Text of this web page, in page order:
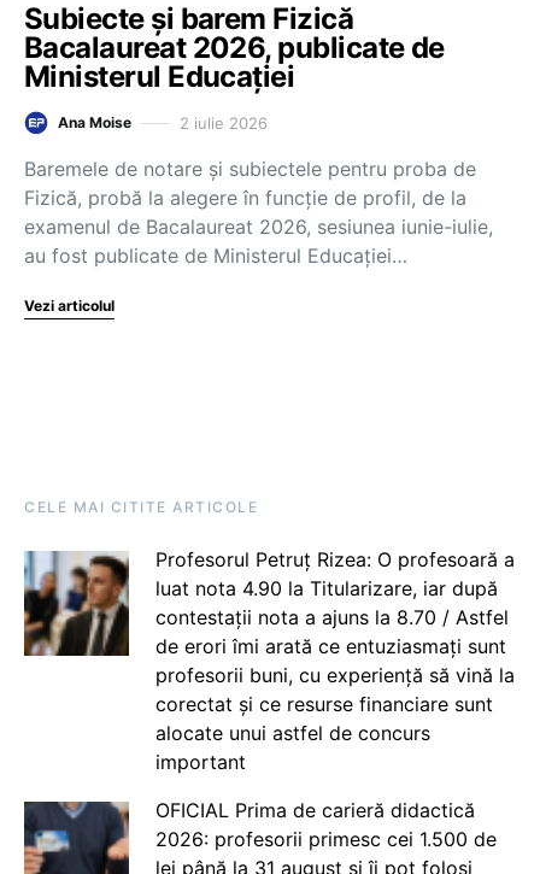
Subiecte și barem Fizică
Bacalaureat 2026, publicate de
Ministerul Educației
Ana Moise 2 iulie 2026
Baremele de notare și subiectele pentru proba de
Fizică, probă la alegere în funcție de profil, de la
examenul de Bacalaureat 2026, sesiunea iunie-iulie,
au fost publicate de Ministerul Educației…
Vezi articolul
CELE MAI CITITE ARTICOLE
Profesorul Petruț Rizea: O profesoară a
luat nota 4.90 la Titularizare, iar după
contestații nota a ajuns la 8.70 / Astfel
de erori îmi arată ce entuziasmați sunt
profesorii buni, cu experiență să vină la
corectat și ce resurse financiare sunt
alocate unui astfel de concurs
important
OFICIAL Prima de carieră didactică
2026: profesorii primesc cei 1.500 de
lei până la 31 august și îi pot folosi